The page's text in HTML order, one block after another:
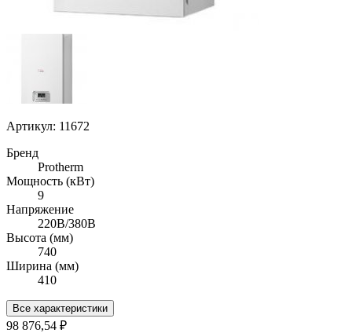
Артикул: 11672
Бренд
Protherm
Мощность (кВт)
9
Напряжение
220В/380В
Высота (мм)
740
Ширина (мм)
410
Все характеристики
98 876,54 ₽